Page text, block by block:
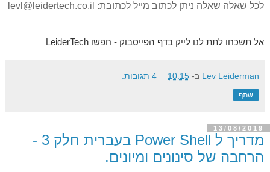
לכל שאלה שאלה ניתן לכתוב מייל לכתובת: levl@leidertech.co.il
אל תשכחו לתת לנו לייק בדף הפייסבוק - חפשו LeiderTech
Lev Leiderman ב- 10:15 4 תגובות:
שתף
13/08/2019
מדריך ל Power Shell בעברית חלק 3 -
הרחבה של סינונים ומיונים.